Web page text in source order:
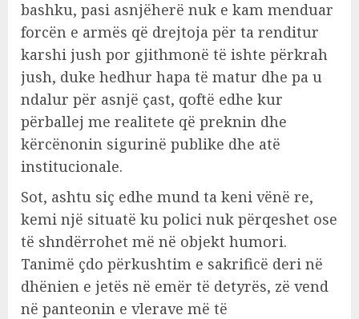
bashku, pasi asnjëherë nuk e kam menduar
forcën e armës që drejtoja për ta renditur
karshi jush por gjithmonë të ishte përkrah
jush, duke hedhur hapa të matur dhe pa u
ndalur për asnjë çast, qoftë edhe kur
përballej me realitete që preknin dhe
kërcënonin sigurinë publike dhe atë
institucionale.
Sot, ashtu siç edhe mund ta keni vënë re,
kemi një situatë ku polici nuk përqeshet ose
të shndërrohet më në objekt humori.
Tanimë çdo përkushtim e sakrificë deri në
dhënien e jetës në emër të detyrës, zë vend
në panteonin e vlerave më të